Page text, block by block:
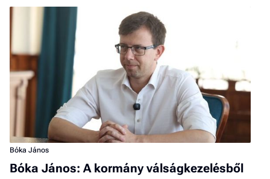
Bóka János
Bóka János: A kormány válságkezelésből